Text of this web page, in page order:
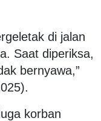
di jalan
Saat diperiksa,
bernyawa,”
korban